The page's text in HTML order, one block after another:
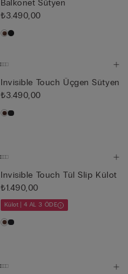
Balkonet Sütyen
₺3.490,00
Invisible Touch Üçgen Sütyen
₺3.490,00
Invisible Touch Tül Slip Külot
₺1.490,00
Külot | 4 AL 3 ÖDE